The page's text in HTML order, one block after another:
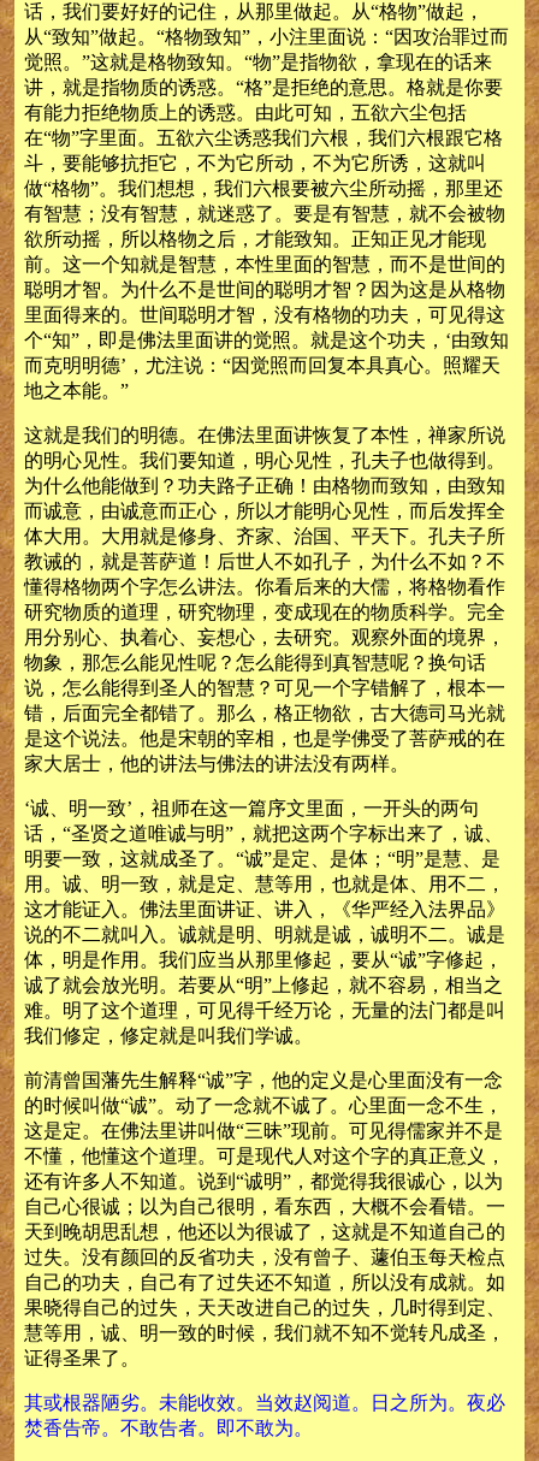
话，我们要好好的记住，从那里做起。从“格物”做起，
从“致知”做起。“格物致知”，小注里面说：“因攻治罪过而
觉照。”这就是格物致知。“物”是指物欲，拿现在的话来
讲，就是指物质的诱惑。“格”是拒绝的意思。格就是你要
有能力拒绝物质上的诱惑。由此可知，五欲六尘包括
在“物”字里面。五欲六尘诱惑我们六根，我们六根跟它格
斗，要能够抗拒它，不为它所动，不为它所诱，这就叫
做“格物”。我们想想，我们六根要被六尘所动摇，那里还
有智慧；没有智慧，就迷惑了。要是有智慧，就不会被物
欲所动摇，所以格物之后，才能致知。正知正见才能现
前。这一个知就是智慧，本性里面的智慧，而不是世间的
聪明才智。为什么不是世间的聪明才智？因为这是从格物
里面得来的。世间聪明才智，没有格物的功夫，可见得这
个“知”，即是佛法里面讲的觉照。就是这个功夫，‘由致知
而克明明德’，尤注说：“因觉照而回复本具真心。照耀天
地之本能。”
这就是我们的明德。在佛法里面讲恢复了本性，禅家所说
的明心见性。我们要知道，明心见性，孔夫子也做得到。
为什么他能做到？功夫路子正确！由格物而致知，由致知
而诚意，由诚意而正心，所以才能明心见性，而后发挥全
体大用。大用就是修身、齐家、治国、平天下。孔夫子所
教诫的，就是菩萨道！后世人不如孔子，为什么不如？不
懂得格物两个字怎么讲法。你看后来的大儒，将格物看作
研究物质的道理，研究物理，变成现在的物质科学。完全
用分别心、执着心、妄想心，去研究。观察外面的境界，
物象，那怎么能见性呢？怎么能得到真智慧呢？换句话
说，怎么能得到圣人的智慧？可见一个字错解了，根本一
错，后面完全都错了。那么，格正物欲，古大德司马光就
是这个说法。他是宋朝的宰相，也是学佛受了菩萨戒的在
家大居士，他的讲法与佛法的讲法没有两样。
‘诚、明一致’，祖师在这一篇序文里面，一开头的两句
话，“圣贤之道唯诚与明”，就把这两个字标出来了，诚、
明要一致，这就成圣了。“诚”是定、是体；“明”是慧、是
用。诚、明一致，就是定、慧等用，也就是体、用不二，
这才能证入。佛法里面讲证、讲入，《华严经入法界品》
说的不二就叫入。诚就是明、明就是诚，诚明不二。诚是
体，明是作用。我们应当从那里修起，要从“诚”字修起，
诚了就会放光明。若要从“明”上修起，就不容易，相当之
难。明了这个道理，可见得千经万论，无量的法门都是叫
我们修定，修定就是叫我们学诚。
前清曾国藩先生解释“诚”字，他的定义是心里面没有一念
的时候叫做“诚”。动了一念就不诚了。心里面一念不生，
这是定。在佛法里讲叫做“三昧”现前。可见得儒家并不是
不懂，他懂这个道理。可是现代人对这个字的真正意义，
还有许多人不知道。说到“诚明”，都觉得我很诚心，以为
自己心很诚；以为自己很明，看东西，大概不会看错。一
天到晚胡思乱想，他还以为很诚了，这就是不知道自己的
过失。没有颜回的反省功夫，没有曾子、蘧伯玉每天检点
自己的功夫，自己有了过失还不知道，所以没有成就。如
果晓得自己的过失，天天改进自己的过失，几时得到定、
慧等用，诚、明一致的时候，我们就不知不觉转凡成圣，
证得圣果了。
其或根器陋劣。未能收效。当效赵阅道。日之所为。夜必
焚香告帝。不敢告者。即不敢为。